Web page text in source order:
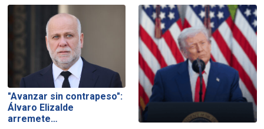
"Avanzar sin contrapeso":
Álvaro Elizalde
arremete…